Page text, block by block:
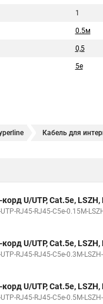
1
0.5м
0,5
5e
Кабель для
U/UTP, Cat.5е,
RJ45-RJ45-C5e-0.15M-
U/UTP, Cat.5е,
RJ45-RJ45-C5e-0.3M-
U/UTP, Cat.5e,
RJ45-RJ45-C5e-0.5M-